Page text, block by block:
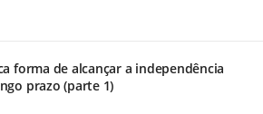
forma de alcançar a independência
prazo (parte 1)